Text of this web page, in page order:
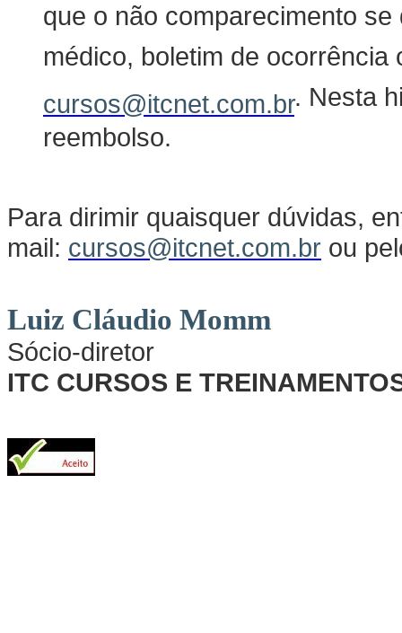
que o não comparecimento
médico, boletim de
cursos@itcnet.com.br. Nesta
reembolso.
Para dirimir quaisquer dúvidas,
mail: cursos@itcnet.com.br ou
Luiz Cláudio Momm
Sócio-diretor
ITC CURSOS E